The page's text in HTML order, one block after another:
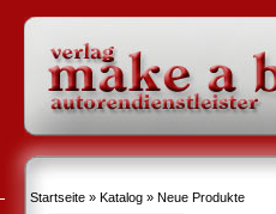
Startseite » Katalog » Neue Produkte